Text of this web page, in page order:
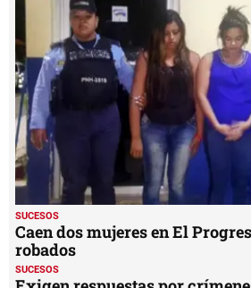
SUCESOS
Caen dos mujeres en El
robados
SUCESOS